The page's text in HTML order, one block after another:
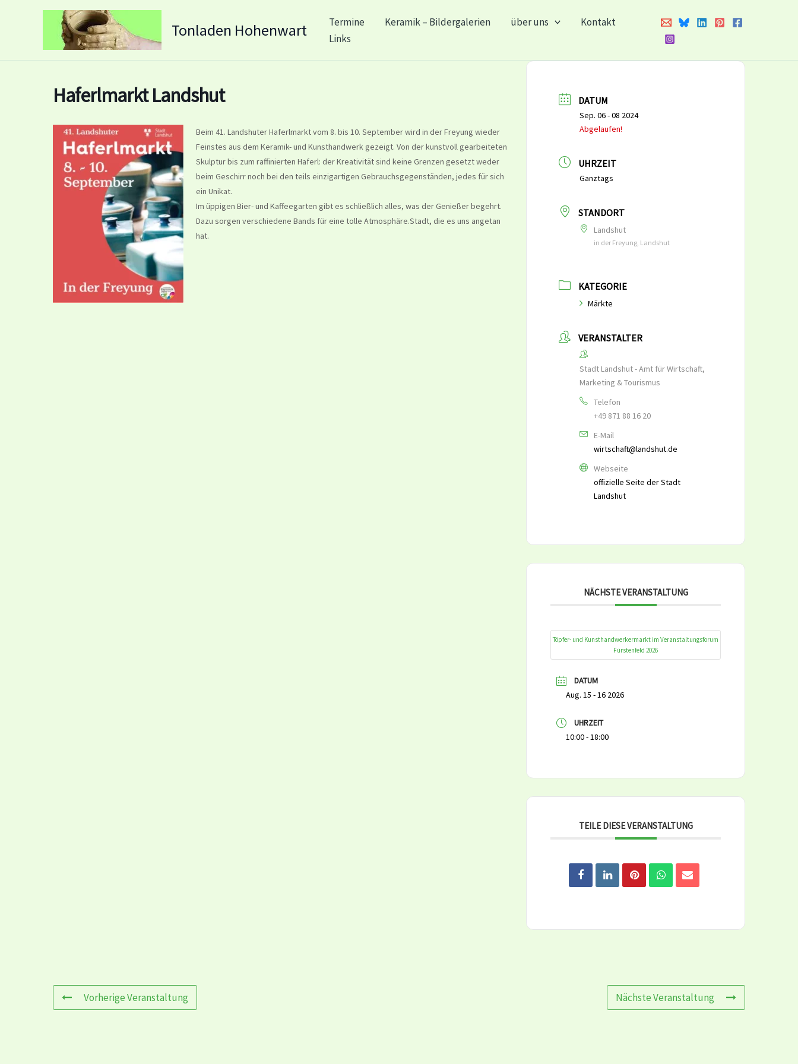
Tonladen Hohenwart Termine Keramik – Bildergalerien über uns
Kontakt
Links
Haferlmarkt Landshut
Beim 41. Landshuter Haferlmarkt vom 8. bis 10. September wird in der Freyung wieder
Feinstes aus dem Keramik- und Kunsthandwerk gezeigt. Von der kunstvoll gearbeiteten
Skulptur bis zum raffinierten Haferl: der Kreativität sind keine Grenzen gesetzt weder
beim Geschirr noch bei den teils einzigartigen Gebrauchsgegenständen, jedes für sich
ein Unikat.
Im üppigen Bier- und Kaffeegarten gibt es schließlich alles, was der Genießer begehrt.
Dazu sorgen verschiedene Bands für eine tolle Atmosphäre.Stadt, die es uns angetan
hat.
DATUM
Sep. 06 - 08 2024
Abgelaufen!
UHRZEIT
Ganztags
STANDORT
Landshut
in der Freyung, Landshut
KATEGORIE
Märkte
VERANSTALTER
Stadt Landshut - Amt für Wirtschaft,
Marketing & Tourismus
Telefon
+49 871 88 16 20
E-Mail
wirtschaft@landshut.de
Webseite
offizielle Seite der Stadt
Landshut
NÄCHSTE VERANSTALTUNG
Töpfer- und Kunsthandwerkermarkt im Veranstaltungsforum
Fürstenfeld 2026
DATUM
Aug. 15 - 16 2026
UHRZEIT
10:00 - 18:00
TEILE DIESE VERANSTALTUNG
Vorherige Veranstaltung Nächste Veranstaltung